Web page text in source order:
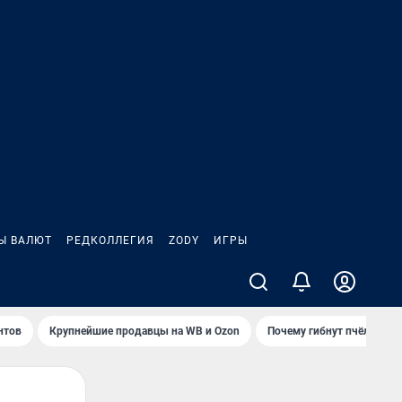
ВАЛЮТ РЕДКОЛЛЕГИЯ ZODY ИГРЫ
Крупнейшие продавцы на WB и Ozon Почему гибнут пчёлы?